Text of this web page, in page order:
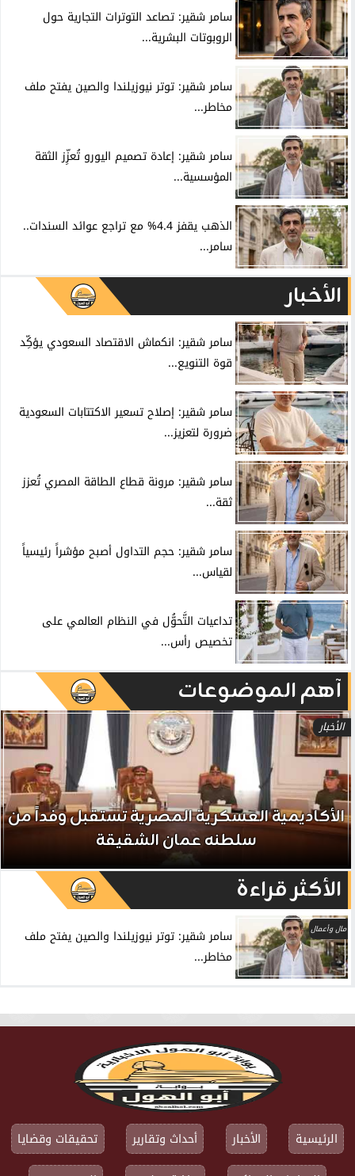
سامر شقير: تصاعد التوترات التجارية حول
الروبوتات البشرية...
سامر شقير: توتر نيوزيلندا والصين يفتح ملف
مخاطر...
سامر شقير: إعادة تصميم اليورو تُعزِّز الثقة
المؤسسية...
الذهب يقفز 4.4% مع تراجع عوائد السندات..
سامر...
الأخبار
سامر شقير: انكماش الاقتصاد السعودي يؤكِّد
قوة التنويع...
سامر شقير: إصلاح تسعير الاكتتابات السعودية
ضرورة لتعزيز...
سامر شقير: مرونة قطاع الطاقة المصري تُعزز
ثقة...
سامر شقير: حجم التداول أصبح مؤشراً رئيسياً
لقياس...
تداعيات التَّحوُّل في النظام العالمي على
تخصيص رأس...
آهم الموضوعات
الأخبار
الأكاديمية العسكرية المصرية تستقبل وفداً من
سلطنه عمان الشقيقة
الأكثر قراءة
مال وأعمال
سامر شقير: توتر نيوزيلندا والصين يفتح ملف
مخاطر...
الرئيسية الأخبار أحداث وتقارير
تحقيقات وقضايا